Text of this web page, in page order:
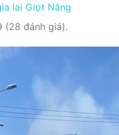
lai Giọt Nắng
(28 đánh giá).